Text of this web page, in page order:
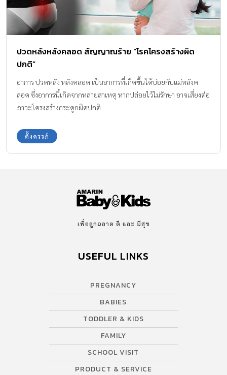
ปวดหลังหลังคลอด สัญญาณร้าย “โรคโครงสร้างผิด
ปกติ”
อาการ ปวดหลัง หลังคลอด เป็นอาการที่เกิดขึ้นได้บ่อยกับแม่หลังค
ลอด ซึ่งอาการนี้เกิดจากหลายสาเหตุ หากปล่อยไว้ไม่รักษา อาจเสี่ยงต่อ
ภาวะโครงสร้างกระดูกผิดปกติ
ตั้งครรภ์
เพื่อลูกฉลาด ดี และ มีสุข
USEFUL LINKS
PREGNANCY
BABIES
TODDLER & KIDS
FAMILY
SCHOOL VISIT
PRODUCT & SERVICE